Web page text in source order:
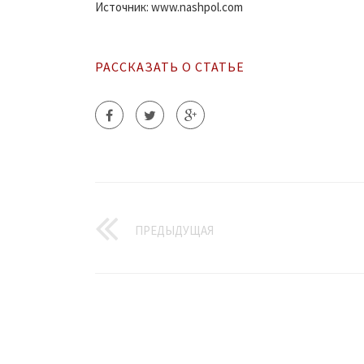
Источник: www.nashpol.com
РАССКАЗАТЬ О СТАТЬЕ
ПРЕДЫДУЩАЯ